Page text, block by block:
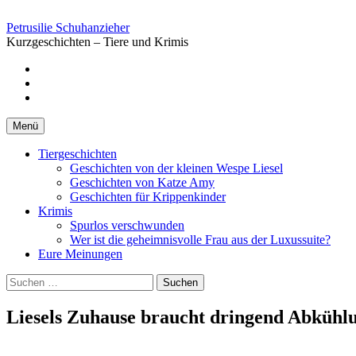
zum
Inhalt
Petrusilie Schuhanzieher
Kurzgeschichten – Tiere und Krimis
Menü
Tiergeschichten
Geschichten von der kleinen Wespe Liesel
Geschichten von Katze Amy
Geschichten für Krippenkinder
Krimis
Spurlos verschwunden
Wer ist die geheimnisvolle Frau aus der Luxussuite?
Eure Meinungen
Suchen
nach:
Liesels Zuhause braucht dringend